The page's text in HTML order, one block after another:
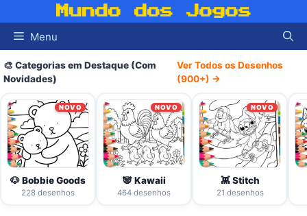
para
conteúdo
Mundo dos Jogos
Menu
🎨 Categorias em Destaque (Com
Novidades)
Ver Todos os Desenhos
(900+) →
NOVO
🐶 Bobbie Goods
228 desenhos
NOVO
🐼 Kawaii
464 desenhos
NOVO
👾 Stitch
21 desenhos